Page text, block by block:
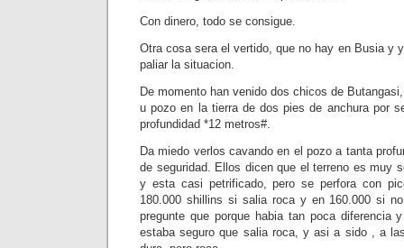
Con dinero, todo se consigue.
Otra cosa sera el vertido, que no hay en Busia y
paliar la situacion.
De momento han venido dos chicos de
u pozo en la tierra de dos pies de anchura por
profundidad *12 metros#.
Da miedo verlos cavando en el pozo a tanta
de seguridad. Ellos dicen que el terreno es muy
y esta casi petrificado, pero se perfora con
180.000 shillins si salia roca y en 160.000 si
pregunte que porque habia tan poca diferencia
estaba seguro que salia roca, y asi a sido , a